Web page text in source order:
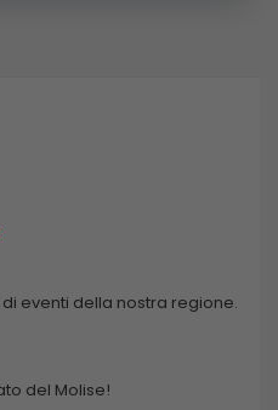
eventi della nostra regione.
del Molise!